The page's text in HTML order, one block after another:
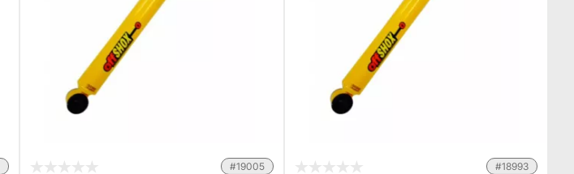
#19005 #18993